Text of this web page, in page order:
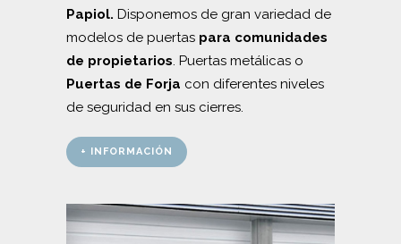
Papiol. Disponemos de gran variedad de
modelos de puertas para comunidades
de propietarios. Puertas metálicas o
Puertas de Forja con diferentes niveles
de seguridad en sus cierres.
+ INFORMACIÓN